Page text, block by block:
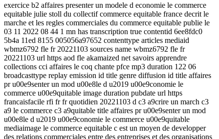
exercice b2 affaires presenter un modele d economie le commerce
equitable julie stoll du collectif commerce equitable france decrit le
marche et les regles commerciales du commerce equitable publie le
03 11 2022 08 44 1 mn has transcription true contentid 6ee8fdc0
5b4a 11ed 8155 005056a97652 contenttype articles mediaid
wbmz6792 fle fr 20221103 sources name wbmz6792 fle fr
20221103 url https aod fle akamaized net savoirs apprendre
collections cci affaires le coq chante pfce mp3 duration 122 06
broadcasttype replay emission id title genre diffusion id title affaires
pr u00e9senter un mod u00e8le d u2019 u00e9conomie le
commerce u00e9quitable image duration pubdate url https
francaisfacile rfi fr fr quotidien 20221103 d c3 a9crire un march c3
a9 le commerce c3 a9quitable title affaires pr u00e9senter un mod
u00e8le d u2019 u00e9conomie le commerce u00e9quitable
mediaimage le commerce equitable c est un moyen de developper
des relations commerciales entre des entreprises et des organisations